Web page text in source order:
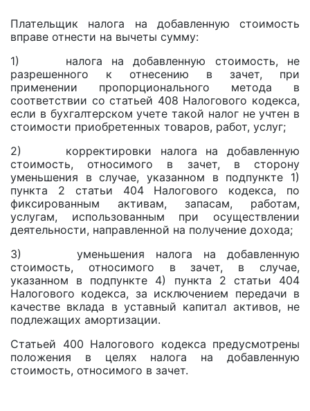
Плательщик налога на добавленную стоимость
вправе отнести на вычеты сумму:
1) налога на добавленную стоимость, не
разрешенного к отнесению в зачет, при
применении пропорционального метода в
соответствии со статьей 408 Налогового кодекса,
если в бухгалтерском учете такой налог не учтен в
стоимости приобретенных товаров, работ, услуг;
2) корректировки налога на добавленную
стоимость, относимого в зачет, в сторону
уменьшения в случае, указанном в подпункте 1)
пункта 2 статьи 404 Налогового кодекса, по
фиксированным активам, запасам, работам,
услугам, использованным при осуществлении
деятельности, направленной на получение дохода;
3) уменьшения налога на добавленную
стоимость, относимого в зачет, в случае,
указанном в подпункте 4) пункта 2 статьи 404
Налогового кодекса, за исключением передачи в
качестве вклада в уставный капитал активов, не
подлежащих амортизации.
Статьей 400 Налогового кодекса предусмотрены
положения в целях налога на добавленную
стоимость, относимого в зачет.